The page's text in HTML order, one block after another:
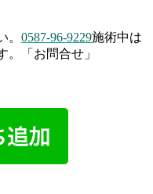
。 0587-96-9229施術中は
。「お問合せ」